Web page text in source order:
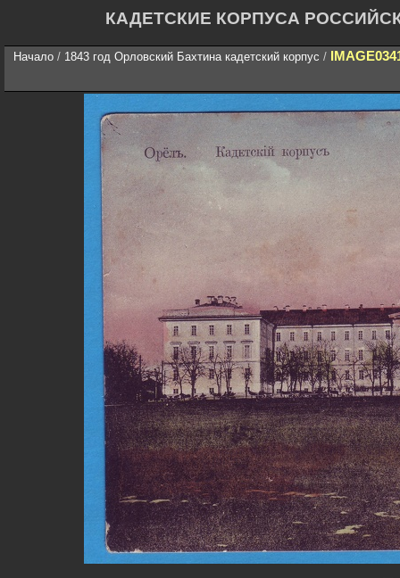
КАДЕТСКИЕ КОРПУСА
Начало / 1843 год Орловский Бахтина кадетский корпус /